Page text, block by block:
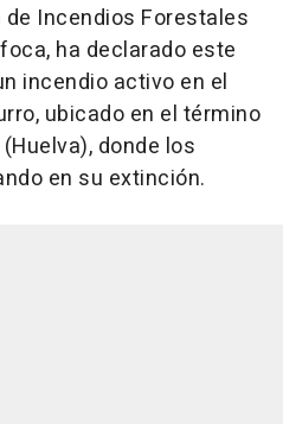
Incendios Forestales
ha declarado este
incendio activo en el
ubicado en el término
donde los
en su extinción.